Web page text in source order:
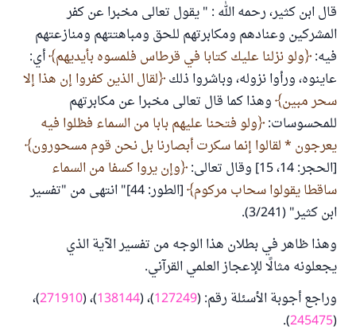
قال ابن كثير، رحمه الله : " يقول تعالى مخبرا عن كفر
المشركين وعنادهم ومكابرتهم للحق ومباهتتهم ومنازعتهم
فيه: ولو نزلنا عليك كتابا في قرطاس فلمسوه بأيديهم أي:
عاينوه، ورأوا نزوله، وباشروا ذلك لقال الذين كفروا إن هذا إلا
سحر مبين وهذا كما قال تعالى مخبرا عن مكابرتهم
للمحسوسات: ولو فتحنا عليهم بابا من السماء فظلوا فيه
يعرجون * لقالوا إنما سكرت أبصارنا بل نحن قوم مسحورون
[الحجر: 14، 15] وقال تعالى:
وإن يروا كسفا من السماء
ساقطا يقولوا سحاب مركوم
[الطور: 44]" انتهى من "تفسير
ابن كثير" (3/241).
وهذا ظاهر في بطلان هذا الوجه من تفسير الآية الذي
يجعلونه مثالًا للإعجاز العلمي القرآني.
وراجع أجوبة الأسئلة رقم: (127249)، (138144)، (271910)،
(
245475
).